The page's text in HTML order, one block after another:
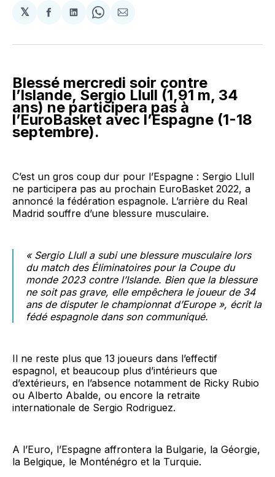
𝕏
Partager
Facebook
Partager
LinkedIn
Share
WhatsApp
Partager
Courriel
Blessé mercredi soir contre
l’Islande, Sergio Llull (1,91 m, 34
ans) ne participera pas à
l’EuroBasket avec l’Espagne (1-18
septembre).
C’est un gros coup dur pour l’Espagne : Sergio Llull
ne participera pas au prochain EuroBasket 2022, a
annoncé la fédération espagnole. L’arrière du Real
Madrid souffre d’une blessure musculaire.
« Sergio Llull a subi une blessure musculaire lors
du match des Éliminatoires pour la Coupe du
monde 2023 contre l’Islande. Bien que la blessure
ne soit pas grave, elle empêchera le joueur de 34
ans de disputer le championnat d’Europe », écrit la
fédé espagnole dans son communiqué.
Il ne reste plus que 13 joueurs dans l’effectif
espagnol, et beaucoup plus d’intérieurs que
d’extérieurs, en l’absence notamment de Ricky Rubio
ou Alberto Abalde, ou encore la retraite
internationale de Sergio Rodriguez.
A l’Euro, l’Espagne affrontera la Bulgarie, la Géorgie,
la Belgique, le Monténégro et la Turquie.